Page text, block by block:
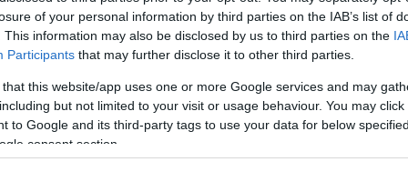
of your personal information by third parties on the IAB’s list of
This information may also be disclosed by us to third parties on the
Participants that may further disclose it to other third parties.
that this website/app uses one or more Google services and may
but not limited to your visit or usage behaviour. You may
to Google and its third-party tags to use your data for below
consent section.
αριστερά Αναγεννήσεως. Διαδρομή προς αφετηρία:
αφετηρία).
– Άνω Μελίσσια)θα έχει προσωρινή αφετηρία
(αφετηρία της λεωφ. γραμμής 446). Διαδρομή από
αριστερά Θεμιστοκλέους, Θησέως, δεξιά